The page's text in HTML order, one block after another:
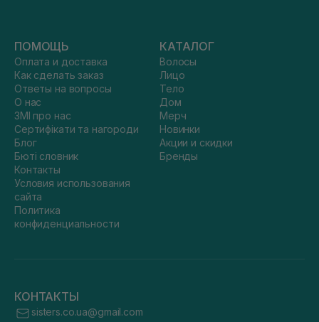
ПОМОЩЬ
Оплата и доставка
Как сделать заказ
Ответы на вопросы
О нас
ЗМІ про нас
Сертифікати та нагороди
Блог
Бюті словник
Контакты
Условия использования
сайта
Политика
конфиденциальности
КАТАЛОГ
Волосы
Лицо
Тело
Дом
Мерч
Новинки
Акции и скидки
Бренды
КОНТАКТЫ
sisters.co.ua@gmail.com